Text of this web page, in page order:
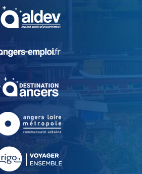
, Ouvre une nouvelle
, Ouvre une nouvelle